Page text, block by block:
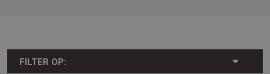
FILTER OP: